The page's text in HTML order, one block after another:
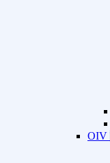
OIV